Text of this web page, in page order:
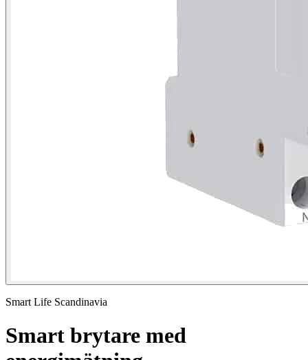
Smart Life Scandinavia
Smart brytare med